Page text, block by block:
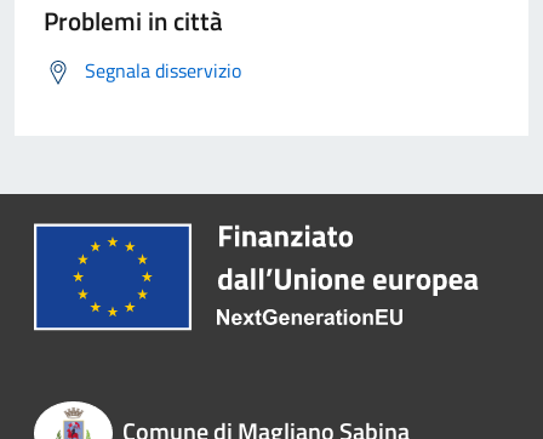
Problemi in città
Segnala disservizio
Comune di Magliano Sabina